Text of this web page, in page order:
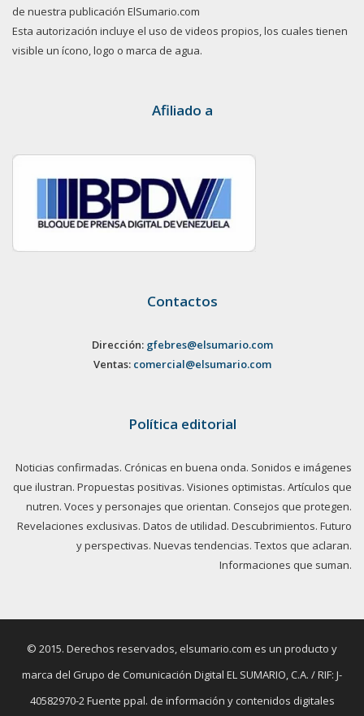
de nuestra publicación ElSumario.com
Esta autorización incluye el uso de videos propios, los cuales tienen
visible un ícono, logo o marca de agua.
Afiliado a
Contactos
Dirección: gfebres@elsumario.com
Ventas: comercial@elsumario.com
Política editorial
Noticias confirmadas. Crónicas en buena onda. Sonidos e imágenes
que ilustran. Propuestas positivas. Visiones optimistas. Artículos que
nutren. Voces y personajes que orientan. Consejos que protegen.
Revelaciones exclusivas. Datos de utilidad. Descubrimientos. Futuro
y perspectivas. Nuevas tendencias. Textos que aclaran.
Informaciones que suman.
© 2015. Derechos reservados, elsumario.com es un producto y
marca del Grupo de Comunicación Digital EL SUMARIO, C.A. / RIF: J-
40582970-2 Fuente ppal. de información y contenidos digitales